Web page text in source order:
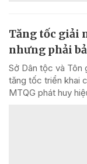
Tăng tốc giải
nhưng phải
Sở Dân tộc và Tôn
tăng tốc triển khai
MTQG phát huy